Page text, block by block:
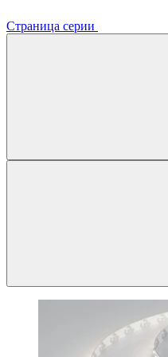
Страница серии